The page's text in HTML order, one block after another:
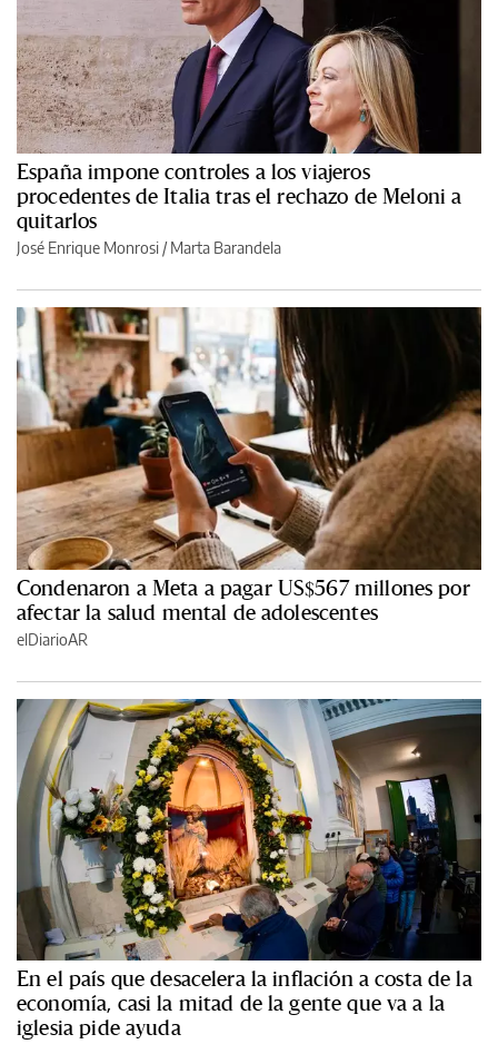
España impone controles a los viajeros
procedentes de Italia tras el rechazo de Meloni a
quitarlos
José Enrique Monrosi / Marta Barandela
Condenaron a Meta a pagar US$567 millones por
afectar la salud mental de adolescentes
elDiarioAR
En el país que desacelera la inflación a costa de la
economía, casi la mitad de la gente que va a la
iglesia pide ayuda